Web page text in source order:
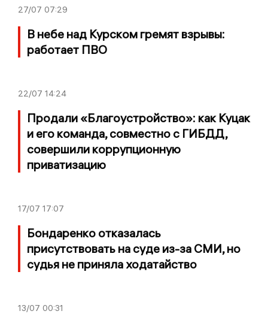
27/07 07:29
В небе над Курском гремят взрывы:
работает ПВО
22/07 14:24
Продали «Благоустройство»: как Куцак
и его команда, совместно с ГИБДД,
совершили коррупционную
приватизацию
17/07 17:07
Бондаренко отказалась
присутствовать на суде из-за СМИ, но
судья не приняла ходатайство
13/07 00:31